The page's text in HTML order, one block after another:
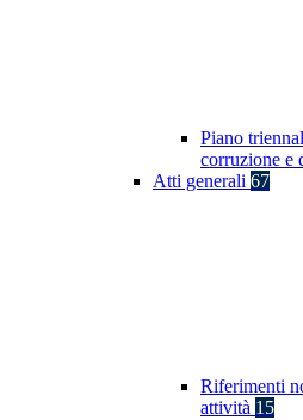
Piano
corruzione e
Atti generali 67
Riferimenti
attività 15